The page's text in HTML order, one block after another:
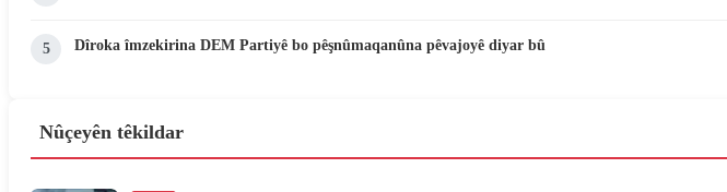
5 Dîroka îmzekirina DEM Partiyê bo pêşnûmaqanûna pêvajoyê diyar bû
Nûçeyên têkildar